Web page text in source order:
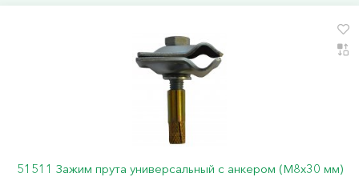
51511 Зажим прута универсальный с анкером (M8x30 мм)